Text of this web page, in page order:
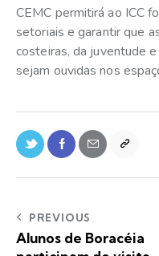
CEMC permitirá ao ICC
setoriais e garantir que
costeiras, da juventude
sejam ouvidas nos
PREVIOUS
Alunos de Boracéia